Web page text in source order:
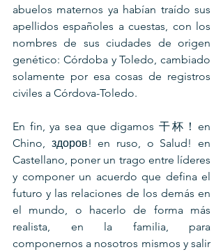
abuelos maternos ya habían traído sus
apellidos españoles a cuestas, con los
nombres de sus ciudades de origen
genético: Córdoba y Toledo, cambiado
solamente por esa cosas de registros
civiles a Córdova-Toledo.
En fin, ya sea que digamos 干杯！en
Chino, здоров! en ruso, o Salud! en
Castellano, poner un trago entre líderes
y componer un acuerdo que defina el
futuro y las relaciones de los demás en
el mundo, o hacerlo de forma más
realista, en la familia, para
componernos a nosotros mismos y salir